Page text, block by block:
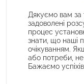
Дякуємо вам за
задоволені
процес
знати, що наші
очікуванням.
або потреби,
Бажаємо